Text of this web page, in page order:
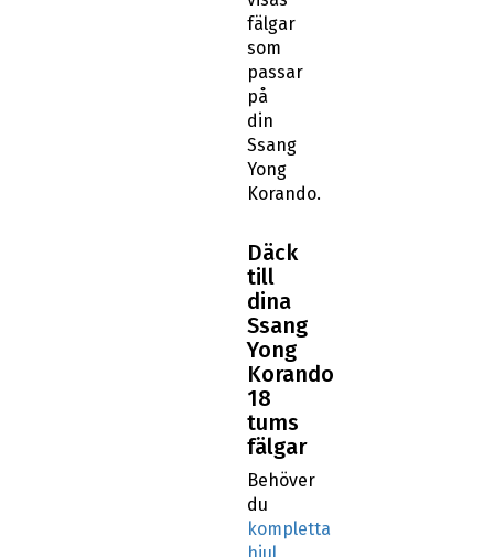
fälgar
som
passar
på
din
Ssang
Yong
Korando.
Däck
till
dina
Ssang
Yong
Korando
18
tums
fälgar
Behöver
du
kompletta